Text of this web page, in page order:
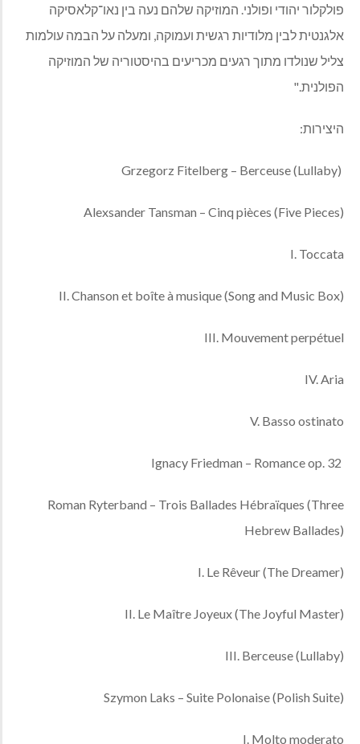
פולקלור יהודי ופולני. המוזיקה שלהם נעה בין נאו־קלאסיקה
אלגנטית לבין מלודיות רגשית ועמוקה, ומעלה על הבמה עולמות
צליל שנולדו מתוך רגעים מכריעים בהיסטוריה של המוזיקה
הפולנית."
היצירות:
Alexsander Tansman – Cinq pièces (Five Pieces)
I. Toccata
II. Chanson et boîte à musique (Song and Music Box)
III. Mouvement perpétuel
IV. Aria
V. Basso ostinato
Ignacy Friedman – Romance op. 32
Roman Ryterband – Trois Ballades Hébraïques (Three
Hebrew Ballades)
I. Le Rêveur (The Dreamer)
II. Le Maître Joyeux (The Joyful Master)
III. Berceuse (Lullaby)
Szymon Laks – Suite Polonaise (Polish Suite)
I. Molto moderato